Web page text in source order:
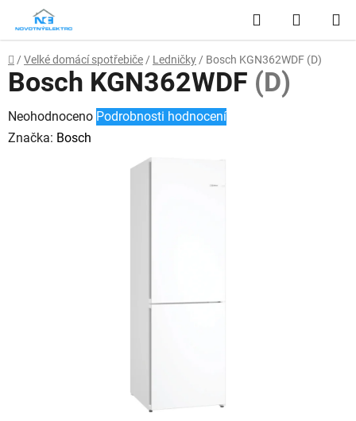
obsah
Hledat
KOŠÍK
Domů
/ Velké domácí spotřebiče / Ledničky / Bosch KGN362WDF (D)
Bosch KGN362WDF (D)
Průměrné
hodnocení
Neohodnoceno Podrobnosti hodnocení
Značka: Bosch